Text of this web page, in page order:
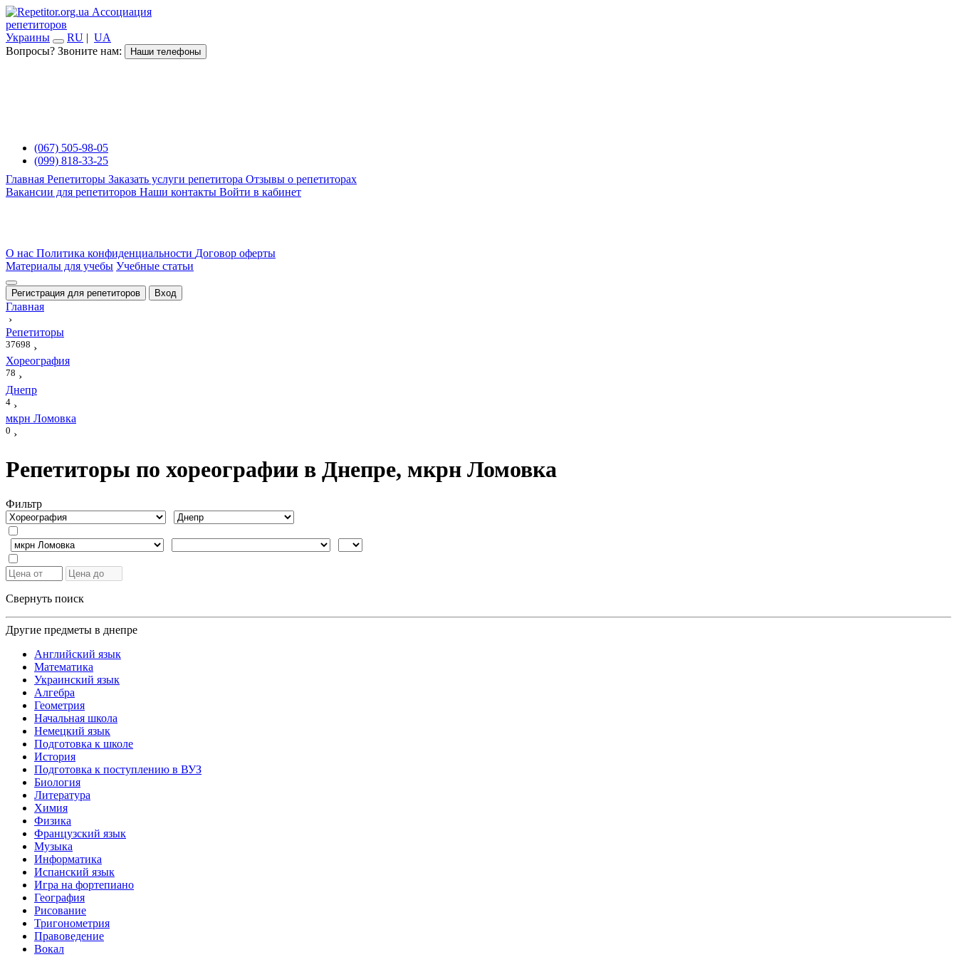
Ассоциация
репетиторов
Украины
RU | UA
Вопросы? Звоните нам:
Наши телефоны
(067) 505-98-05
(099) 818-33-25
Главная Репетиторы Заказать услуги репетитора Отзывы о репетиторах
Вакансии для репетиторов Наши контакты Войти в кабинет
О нас Политика конфиденциальности Договор оферты
Материалы для учебы Учебные статьи
Регистрация для репетиторов Вход
Главная
›
Репетиторы
37698 ›
Хореография
78 ›
Днепр
4 ›
мкрн Ломовка
0 ›
Репетиторы по хореографии в Днепре, мкрн Ломовка
Фильтр
Свернуть поиск
Другие предметы в днепре
Английский язык
Математика
Украинский язык
Алгебра
Геометрия
Начальная школа
Немецкий язык
Подготовка к школе
История
Подготовка к поступлению в ВУЗ
Биология
Литература
Химия
Физика
Французский язык
Музыка
Информатика
Испанский язык
Игра на фортепиано
География
Рисование
Тригонометрия
Правоведение
Вокал